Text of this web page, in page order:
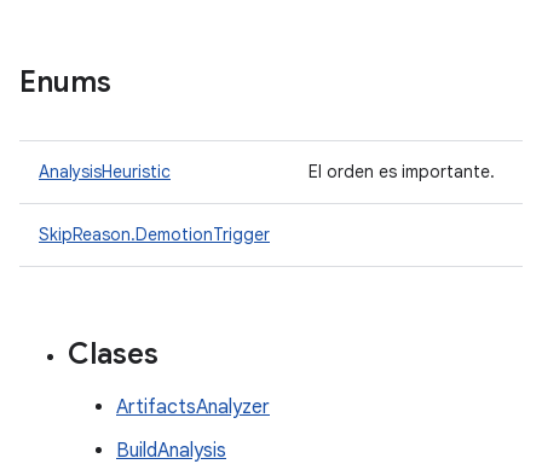
Enums
AnalysisHeuristic El orden es importante.
SkipReason.DemotionTrigger
Clases
ArtifactsAnalyzer
BuildAnalysis